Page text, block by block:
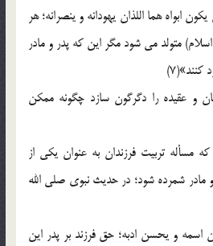
ابواه هما اللذان يهودانه و ينصرانه؛ هر
متولد مي شود مگر اين كه پدر و مادر
و عقيده را دگرگون سازد چگونه ممكن
تربيت فرزندان به عنوان يكي از
مادر شمرده شود؛ در حديث نبوي صلي الله
اسمه و يحسن ادبه؛ حق فرزند بر پدر اين